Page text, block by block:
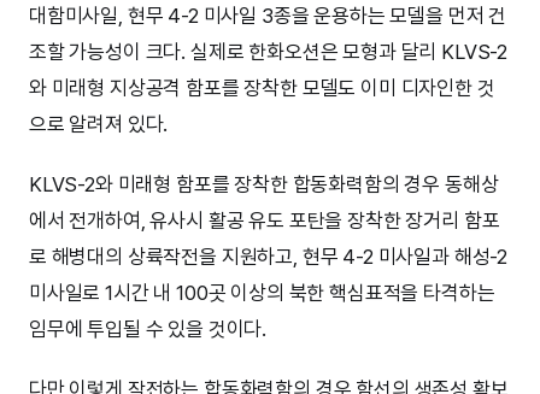
대함미사일, 현무 4-2 미사일 3종을 운용하는 모델을 먼저 건
조할 가능성이 크다. 실제로 한화오션은 모형과 달리 KLVS-2
와 미래형 지상공격 함포를 장착한 모델도 이미 디자인한 것
으로 알려져 있다.
KLVS-2와 미래형 함포를 장착한 합동화력함의 경우 동해상
에서 전개하여, 유사시 활공 유도 포탄을 장착한 장거리 함포
로 해병대의 상륙작전을 지원하고, 현무 4-2 미사일과 해성-2
미사일로 1시간 내 100곳 이상의 북한 핵심표적을 타격하는
임무에 투입될 수 있을 것이다.